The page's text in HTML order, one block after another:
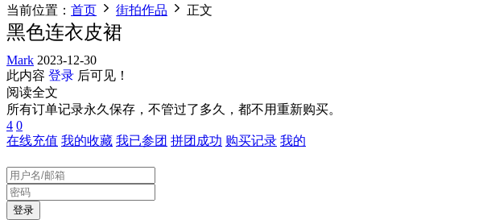
当前位置： 首页 街拍作品 正文
黑色连衣皮裙
Mark 2023-12-30
此内容 登录 后可见！
阅读全文
所有订单记录永久保存，不管过了多久，都不用重新购买。
4 0
在线充值 我的收藏 我已参团 拼团成功 购买记录 我的